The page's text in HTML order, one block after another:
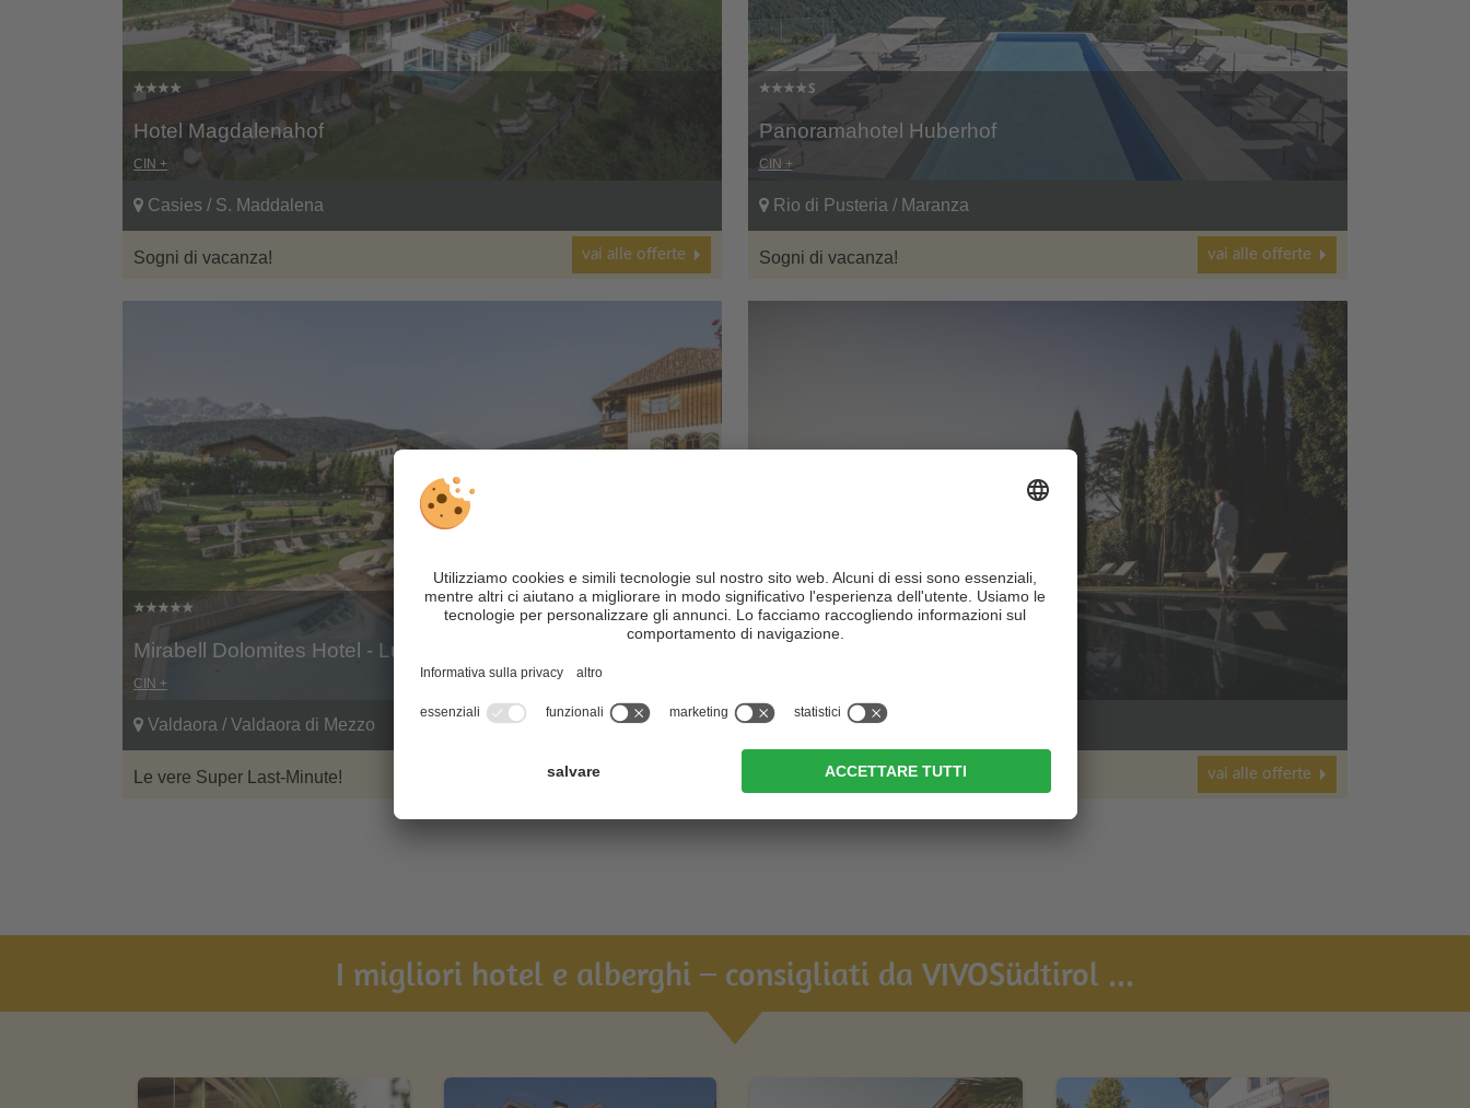
Hotel Magdalenahof
CIN +
Casies / S. Maddalena
Sogni di vacanza! vai alle offerte
Panoramahotel Huberhof
CIN +
Rio di Pusteria / Maranza
Sogni di vacanza! vai alle offerte
Mirabell Dolomites Hotel - Luxury Ayurveda & SPA
CIN +
Valdaora / Valdaora di Mezzo
Le vere Super Last-Minute! vai alle offerte
Merano
Vantaggio per te! vai alle offerte
I migliori hotel e alberghi – consigliati da VIVOSüdtirol ...